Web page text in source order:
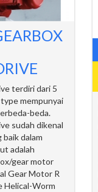
terdiri dari 5
mempunyai
beda.
sudah dikenal
baik dalam
adalah
gear motor
Gear Motor R
Helical-Worm